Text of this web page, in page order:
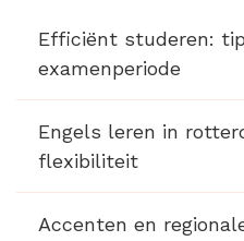
Efficiënt studeren:
examenperiode
Engels leren in
flexibiliteit
Accenten en